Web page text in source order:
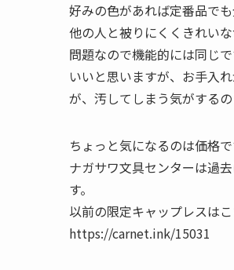
好みの色があれば定番品で
他の人と被りにくくきれい
問題なので機能的には同じ
いいと思いますが、お手入
が、汚してしまう気がする
ちょっと気になるのは価格で
ナガサワ文具センターは過
す。
以前の限定キャップレスは
https://carnet.ink/15031